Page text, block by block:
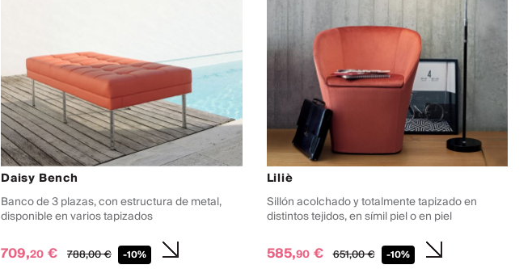
Daisy Bench
Banco de 3 plazas, con estructura de metal,
disponible en varios tapizados
709,20 € 788,00€ -10%
Liliè
Sillón acolchado y totalmente tapizado en
distintos tejidos, en símil piel o en piel
585,90€ 651,00€ -10%